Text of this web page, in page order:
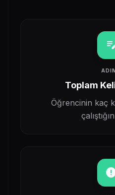
Toplam
Öğrencinin kaç